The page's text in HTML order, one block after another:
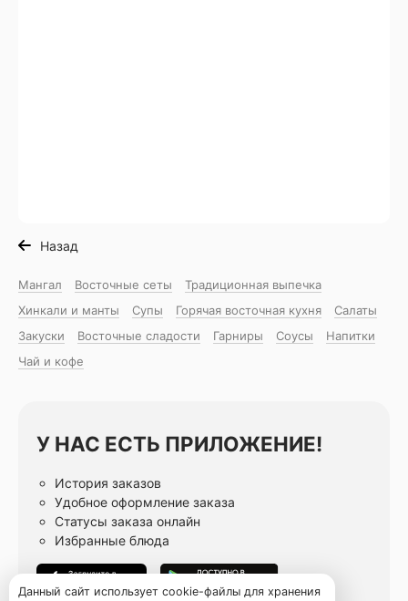
Назад
Мангал Восточные сеты
Традиционная выпечка
Хинкали и манты
Супы Горячая восточная куxня
Салаты
Закуски
Восточные сладости Гарниры Соусы
Напитки
Чай и кофе
У НАС ЕСТЬ ПРИЛОЖЕНИЕ!
История заказов
Удобное оформление заказа
Статусы заказа онлайн
Избранные блюда
Данный сайт использует cookie-файлы для хранения